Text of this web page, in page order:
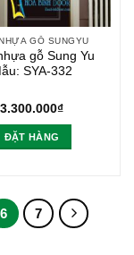
GỖ SUNGYU
gỗ Sung Yu
SYA-332
3.300.000₫
ĐẶT HÀNG
6 7